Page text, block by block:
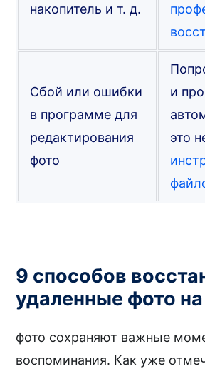
накопитель и т. д.
Сбой или ошибки
в программе для
редактирования
фото
и
это
9 способов
удаленные фото
фото сохраняют важные
воспоминания. Как уже